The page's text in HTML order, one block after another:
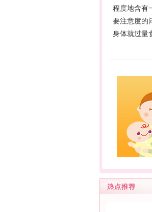
程度地含有
要注意度的
身体就过量